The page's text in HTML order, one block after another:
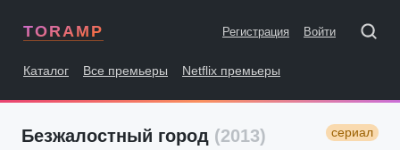
TORAMP Регистрация Войти
Каталог Все премьеры Netflix премьеры
Безжалостный город (2013) сериал